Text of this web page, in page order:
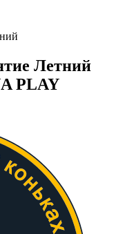
Летний
PLAY